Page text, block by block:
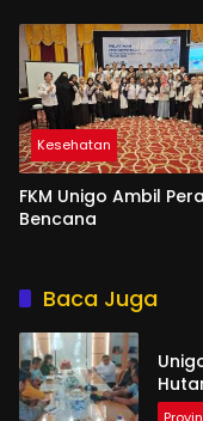
Kesehatan
FKM Unigo Ambil
Bencana
Baca Juga